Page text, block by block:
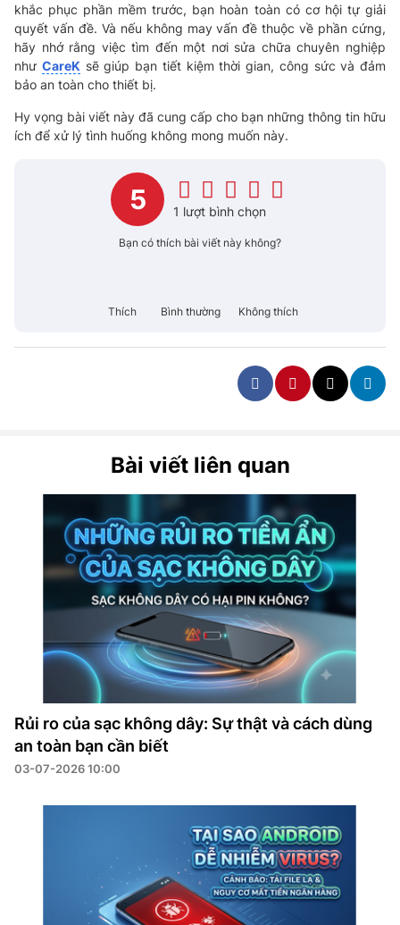
khắc phục phần mềm trước, bạn hoàn toàn có cơ hội tự giải
quyết vấn đề. Và nếu không may vấn đề thuộc về phần cứng,
hãy nhớ rằng việc tìm đến một nơi sửa chữa chuyên nghiệp
như CareK sẽ giúp bạn tiết kiệm thời gian, công sức và đảm
bảo an toàn cho thiết bị.
Hy vọng bài viết này đã cung cấp cho bạn những thông tin hữu
ích để xử lý tình huống không mong muốn này.
5 1 lượt bình chọn
Bạn có thích bài viết này không?
Thích Bình thường Không thích
Bài viết liên quan
Rủi ro của sạc không dây: Sự thật và cách dùng
an toàn bạn cần biết
03-07-2026 10:00